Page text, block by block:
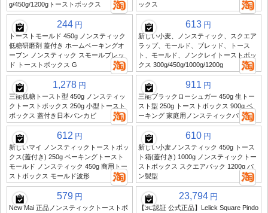
g/450g/1200gトーストボックス
ックス
244 円
トーストモールド 450g ノンスティック
低糖研磨剤 蓋付き ホームベーキングオ
ーブン ノンスティック スモールブレッ
ド トーストボックス G
613 円
新しい小麦、ノンスティック、スクエア
ラップ、モールド、ブレッド、トース
ト、モールド、ノンクレイトーストボッ
クス 300g/450g/1000g/1200g
1,278 円
三能低糖トースト型 450g ノンスティッ
クトーストボックス 250g 小型トースト
ボックス 蓋付き日本パンカビ
911 円
三能ブラックローシュガー 450g 生トー
スト型 250g トーストボックス 900g ベ
ーキング 家庭用ノンスティックパン型
612 円
新しいマイ ノンスティックトーストボッ
クス(蓋付き) 250g ベーキングトースト
モールド ノンスティック 450g 商用トー
ストボックス モールド波形
610 円
新しい小麦ノンスティック 450g トース
ト箱(蓋付き) 1000g ノンスティックトー
ストボックス スクエアパック 1200g パ
ン製型
579 円
New Mai 正品ノンスティックトーストボ
23,794 円
【3C認証 公式正品】Lelick Square Pindo